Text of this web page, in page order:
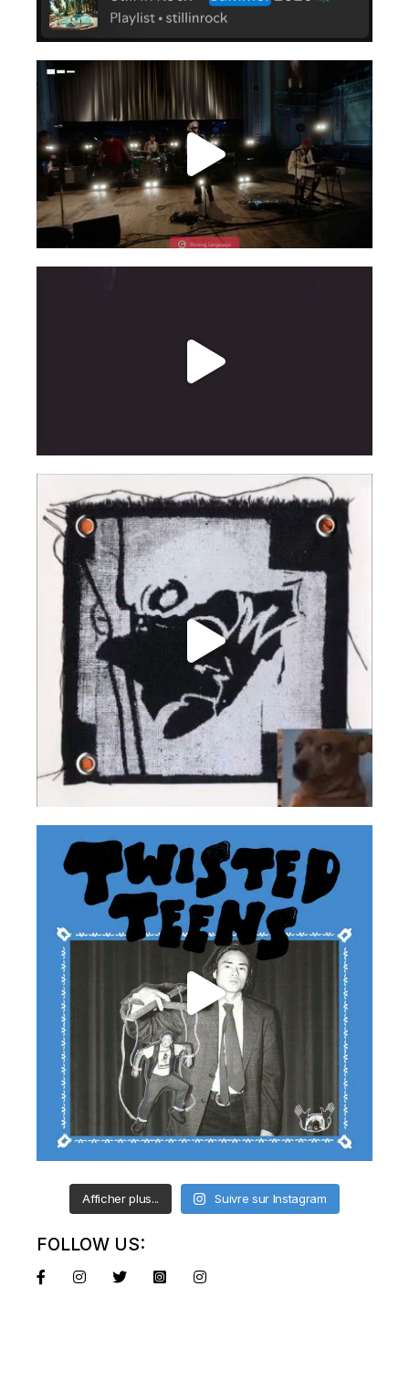
Afficher plus... Suivre sur Instagram
FOLLOW US: